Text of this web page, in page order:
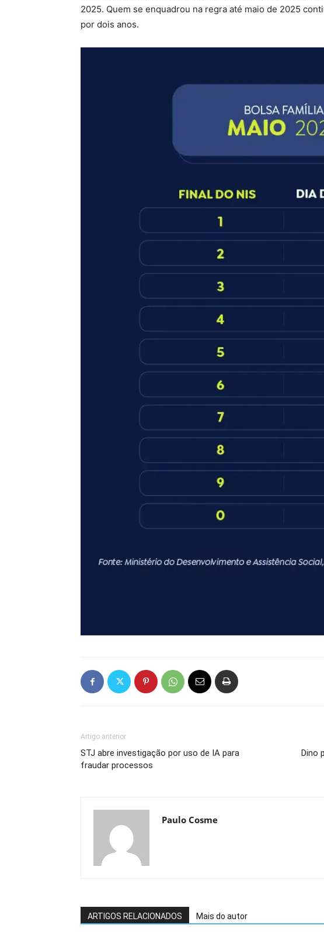
2025. Quem se enquadrou na regra até maio de 2025
por dois anos.
Artigo anterior
STJ abre investigação por uso de IA para
fraudar processos
Dino
Paulo Cosme
ARTIGOS RELACIONADOS Mais do autor